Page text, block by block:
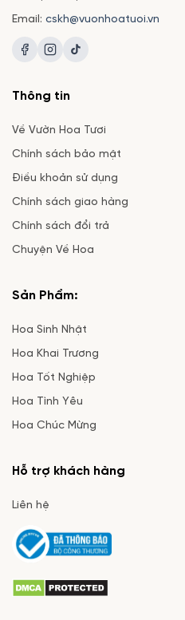
Email: cskh@vuonhoatuoi.vn
Thông tin
Về Vườn Hoa Tươi
Chính sách bảo mật
Điều khoản sử dụng
Chính sách giao hàng
Chính sách đổi trả
Chuyện Về Hoa
Sản Phẩm:
Hoa Sinh Nhật
Hoa Khai Trương
Hoa Tốt Nghiệp
Hoa Tình Yêu
Hoa Chúc Mừng
Hỗ trợ khách hàng
Liên hệ